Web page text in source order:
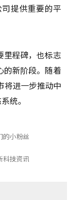
提供重要的平
里程碑，也标志
的新阶段。随着
将进一步推动中
统。
的小粉丝
科技资讯